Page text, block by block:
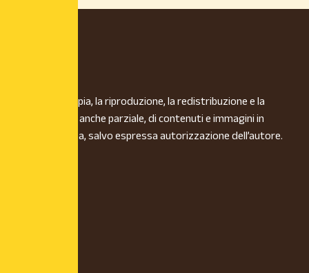
È vietata la copia, la riproduzione, la redistribuzione e la
pubblicazione, anche parziale, di contenuti e immagini in
qualsiasi forma, salvo espressa autorizzazione dell’autore.